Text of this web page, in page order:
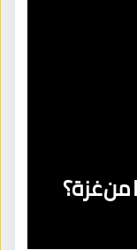
من غزة؟